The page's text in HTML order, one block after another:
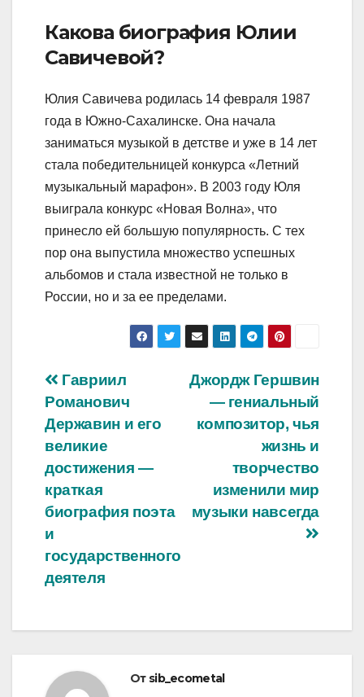
Какова биография Юлии
Савичевой?
Юлия Савичева родилась 14 февраля 1987
года в Южно-Сахалинске. Она начала
заниматься музыкой в детстве и уже в 14 лет
стала победительницей конкурса «Летний
музыкальный марафон». В 2003 году Юля
выиграла конкурс «Новая Волна», что
принесло ей большую популярность. С тех
пор она выпустила множество успешных
альбомов и стала известной не только в
России, но и за ее пределами.
Навигация
по
записям
Джордж Гершвин
— гениальный
композитор, чья
жизнь и
творчество
изменили мир
музыки навсегда
Гавриил
Романович
Державин и его
великие
достижения —
краткая
биография поэта
и
государственного
деятеля
От sib_ecometal